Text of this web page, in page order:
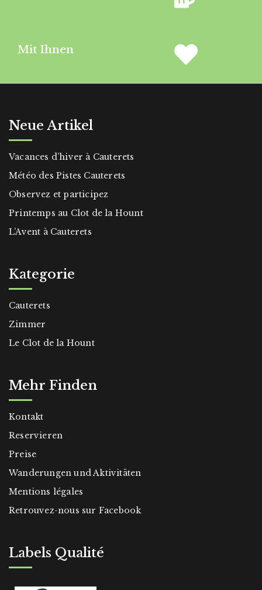
Mit Ihnen
Neue Artikel
Vacances d’hiver à Cauterets
Météo des Pistes Cauterets
Observez et participez
Printemps au Clot de la Hount
L’Avent à Cauterets
Kategorie
Cauterets
Zimmer
Le Clot de la Hount
Mehr Finden
Kontakt
Reservieren
Preise
Wanderungen und Aktivitäten
Mentions légales
Retrouvez-nous sur Facebook
Labels Qualité